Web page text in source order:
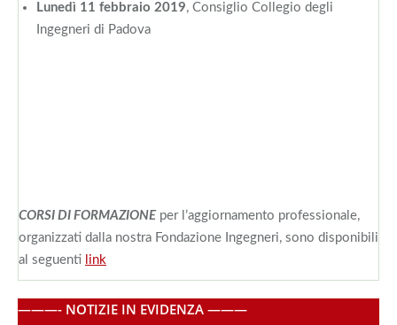
Lunedì 11 febbraio 2019, Consiglio Collegio degli
Ingegneri di Padova
CORSI DI FORMAZIONE per l’aggiornamento professionale,
organizzati dalla nostra Fondazione Ingegneri, sono disponibili
al seguenti
link
———- NOTIZIE IN EVIDENZA ———